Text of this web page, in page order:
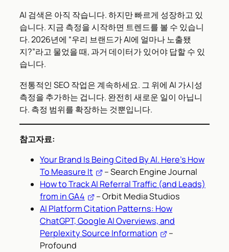
AI 검색은 아직 작습니다. 하지만 빠르게 성장하고 있
습니다. 지금 측정을 시작하면 트렌드를 볼 수 있습니
다. 2026년에 “우리 브랜드가 AI에 얼마나 노출됐
지?”라고 물었을 때, 과거 데이터가 있어야 답할 수 있
습니다.
전통적인 SEO 작업은 계속하세요. 그 위에 AI 가시성
측정을 추가하는 겁니다. 완전히 새로운 일이 아닙니
다. 측정 범위를 확장하는 것뿐입니다.
참고자료:
Your Brand Is Being Cited By AI. Here’s How
To Measure It
– Search Engine Journal
How to Track AI Referral Traffic (and Leads)
from in GA4
– Orbit Media Studios
AI Platform Citation Patterns: How
ChatGPT, Google AI Overviews, and
Perplexity Source Information
–
Profound